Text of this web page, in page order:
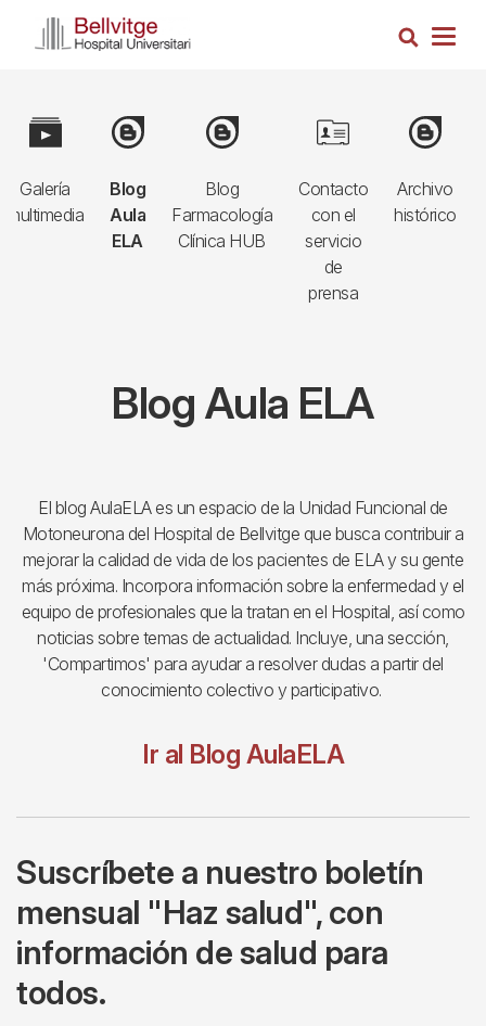
Busca
Navegació
principal
3r
Galería
multimedia
Image
Blog
Aula
ELA
Image
Blog
Farmacología
Clínica HUB
Image
Contacto
con el
servicio
de
prensa
Image
Archivo
histórico
Image
Blog Aula ELA
El blog AulaELA es un espacio de la Unidad Funcional de
Motoneurona del Hospital de Bellvitge que busca contribuir a
mejorar la calidad de vida de los pacientes de ELA y su gente
más próxima. Incorpora información sobre la enfermedad y el
equipo de profesionales que la tratan en el Hospital, así como
noticias sobre temas de actualidad. Incluye, una sección,
'Compartimos' para ayudar a resolver dudas a partir del
conocimiento colectivo y participativo.
Ir al Blog AulaELA
Suscríbete a nuestro boletín
mensual "Haz salud", con
información de salud para
todos.